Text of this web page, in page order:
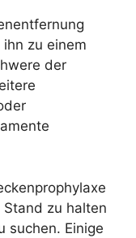
zu einem
der
zu halten
suchen. Einige